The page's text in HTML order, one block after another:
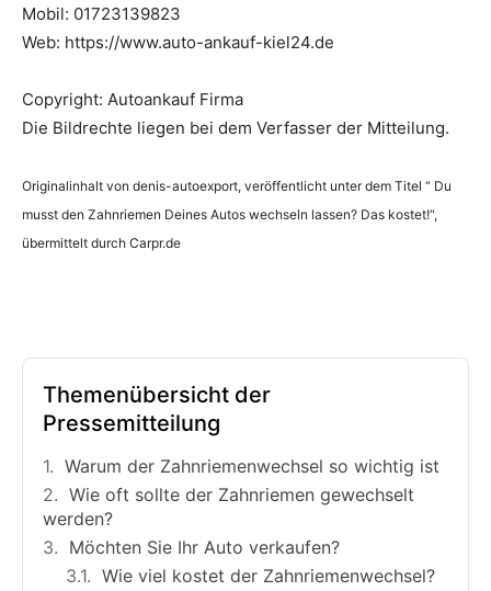
Mobil: 01723139823
Web: https://www.auto-ankauf-kiel24.de
Copyright: Autoankauf Firma
Die Bildrechte liegen bei dem Verfasser der Mitteilung.
Originalinhalt von denis-autoexport, veröffentlicht unter dem Titel “ Du
musst den Zahnriemen Deines Autos wechseln lassen? Das kostet!“,
übermittelt durch Carpr.de
Themenübersicht der
Pressemitteilung
Warum der Zahnriemenwechsel so wichtig ist
Wie oft sollte der Zahnriemen gewechselt
werden?
Möchten Sie Ihr Auto verkaufen?
Wie viel kostet der Zahnriemenwechsel?